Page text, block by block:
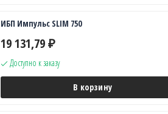
ИБП Импульс SLIM 750
19 131,79 ₽
Доступно к заказу
В корзину